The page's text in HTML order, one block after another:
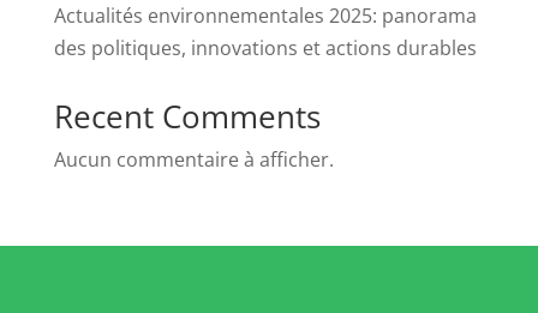
Actualités environnementales 2025: panorama
des politiques, innovations et actions durables
Recent Comments
Aucun commentaire à afficher.